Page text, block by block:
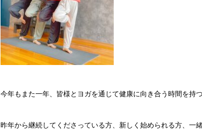
今年もまた一年、皆様とヨガを通じて健康に向き合う時間を持
昨年から継続してくださっている方、新しく始められる方、一